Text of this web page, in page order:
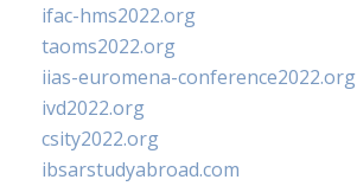
ifac-hms2022.org
taoms2022.org
iias-euromena-conference2022.org
ivd2022.org
csity2022.org
ibsarstudyabroad.com